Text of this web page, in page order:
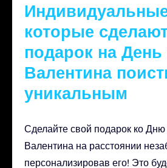
которые
подарок на День
Валентина
уникальным
Сделайте свой подарок ко Дню
Валентина на расстоянии
персонализировав его! Это